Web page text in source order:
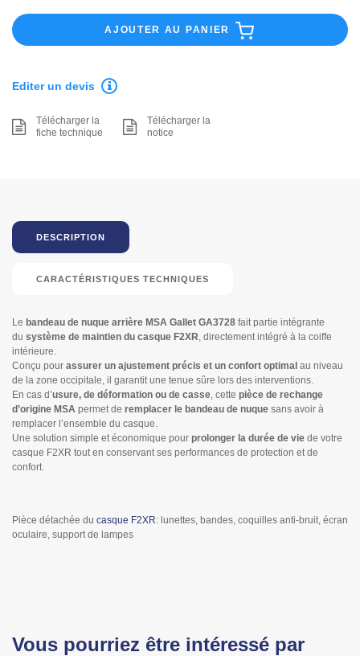
AJOUTER AU PANIER
Editer un devis
Télécharger la
fiche technique
Télécharger la
notice
DESCRIPTION
CARACTÉRISTIQUES TECHNIQUES
Le bandeau de nuque arrière MSA Gallet GA3728 fait partie intégrante
du système de maintien du casque F2XR, directement intégré à la coiffe
intérieure.
Conçu pour assurer un ajustement précis et un confort optimal au niveau
de la zone occipitale, il garantit une tenue sûre lors des interventions.
En cas d’usure, de déformation ou de casse, cette pièce de rechange
d’origine MSA permet de remplacer le bandeau de nuque sans avoir à
remplacer l’ensemble du casque.
Une solution simple et économique pour prolonger la durée de vie de votre
casque F2XR tout en conservant ses performances de protection et de
confort.
Pièce détachée du casque F2XR: lunettes, bandes, coquilles anti-bruit, écran
oculaire, support de lampes
Vous pourriez être intéressé par